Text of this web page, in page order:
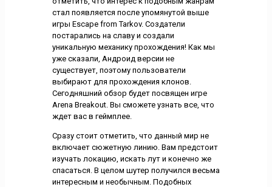
стал появляется после упомянутой выше
игры Escape from Tarkov. Создатели
постарались на славу и создали
уникальную механику прохождения! Как мы
уже сказали, Андроид версии не
существует, поэтому пользователи
выбирают для прохождения клонов.
Сегодняшний обзор будет посвящен игре
Arena Breakout. Вы сможете узнать все, что
ждет вас в геймплее.
Сразу стоит отметить, что данный мир не
включает сюжетную линию. Вам предстоит
изучать локацию, искать лут и конечно же
спасаться. В целом шутер получился весьма
интересным и необычным. Подобных